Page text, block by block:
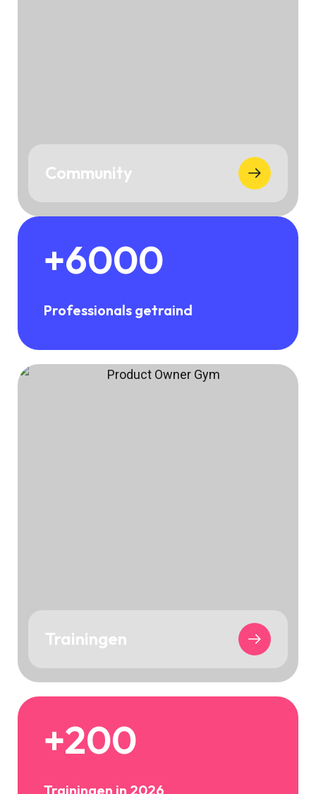
Community
+6000
Professionals getraind
Trainingen
+200
Trainingen in 2026